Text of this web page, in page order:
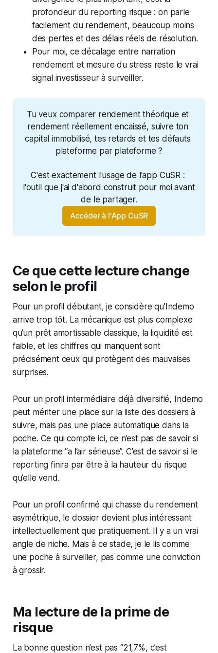
profondeur du reporting risque : on parle
facilement du rendement, beaucoup moins
des pertes et des délais réels de résolution.
Pour moi, ce décalage entre narration
rendement et mesure du stress reste le vrai
signal investisseur à surveiller.
Tu veux comparer rendement théorique et
rendement réellement encaissé, suivre ton
capital immobilisé, tes retards et tes défauts
plateforme par plateforme ?
C'est exactement l'usage de l'app CuSR :
l'outil que j'ai d'abord construit pour moi avant
de le partager.
Accéder à l'App CuSR
Ce que cette lecture change
selon le profil
Pour un profil débutant, je considère qu’Indemo
arrive trop tôt. La mécanique est plus complexe
qu’un prêt amortissable classique, la liquidité est
faible, et les chiffres qui manquent sont
précisément ceux qui protègent des mauvaises
surprises.
Pour un profil intermédiaire déjà diversifié, Indemo
peut mériter une place sur la liste des dossiers à
suivre, mais pas une place automatique dans la
poche. Ce qui compte ici, ce n’est pas de savoir si
la plateforme “a l’air sérieuse”. C’est de savoir si le
reporting finira par être à la hauteur du risque
qu’elle vend.
Pour un profil confirmé qui chasse du rendement
asymétrique, le dossier devient plus intéressant
intellectuellement que pratiquement. Il y a un vrai
angle de niche. Mais à ce stade, je le lis comme
une poche à surveiller, pas comme une conviction
à grossir.
Ma lecture de la prime de
risque
La bonne question n’est pas “21,7%, c’est